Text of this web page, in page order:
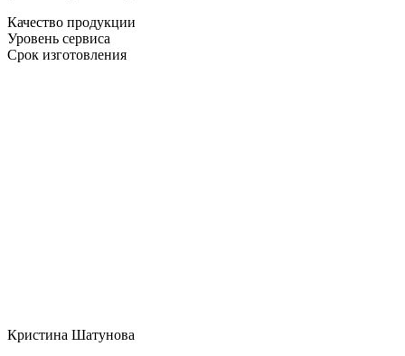
Качество продукции
Уровень сервиса
Срок изготовления
Кристина Шатунова